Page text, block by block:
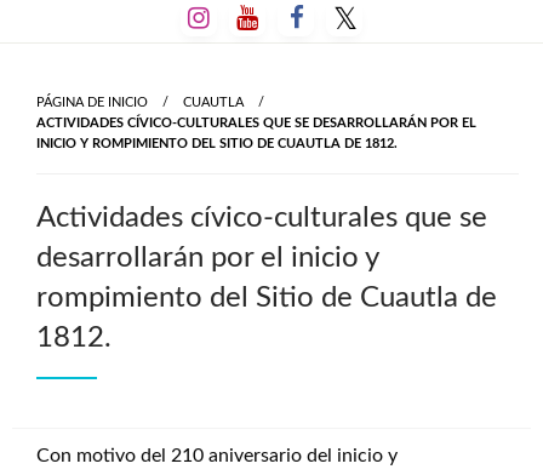
al
PÁGINA DE INICIO
CUAUTLA
ACTIVIDADES CÍVICO-CULTURALES QUE SE DESARROLLARÁN POR EL
INICIO Y ROMPIMIENTO DEL SITIO DE CUAUTLA DE 1812.
Actividades cívico-culturales que se
desarrollarán por el inicio y
rompimiento del Sitio de Cuautla de
1812.
Con motivo del 210 aniversario del inicio y